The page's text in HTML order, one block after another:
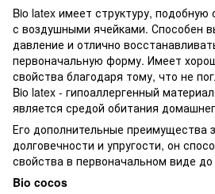
Bio latex имеет структуру,
с воздушными ячейками. Способен
давление и отлично
первоначальную форму. Имеет
свойства благодаря тому, что не
Bio latex - гипоаллергенный
является средой обитания
Его дополнительные преимущества
долговечности и упругости, он
свойства в первоначальном виде до
Bio cocos